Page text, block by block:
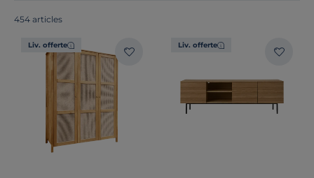
454 articles
Liv. offerte Liv. offerte